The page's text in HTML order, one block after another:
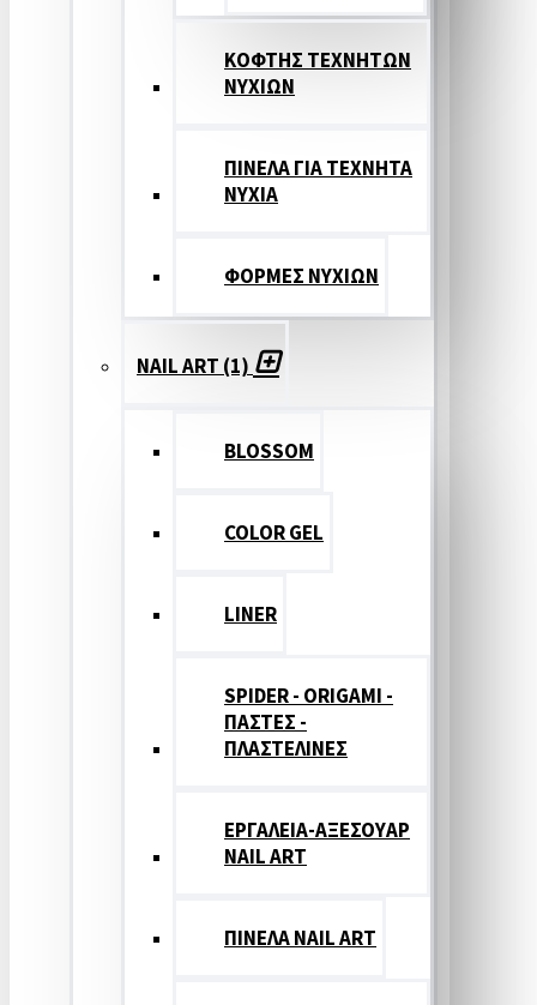
ΚΟΦΤΗΣ ΤΕΧΝΗΤΩΝ
ΝΥΧΙΩΝ
ΠΙΝΕΛΑ ΓΙΑ ΤΕΧΝΗΤΑ
ΝΥΧΙΑ
ΦΟΡΜΕΣ ΝΥΧΙΩΝ
NAIL ART (1)
BLOSSOM
COLOR GEL
LINER
SPIDER - ORIGAMI -
ΠΑΣΤΕΣ -
ΠΛΑΣΤΕΛΙΝΕΣ
ΕΡΓΑΛΕΙΑ-ΑΞΕΣΟΥΑΡ
NAIL ART
ΠΙΝΕΛΑ NAIL ART